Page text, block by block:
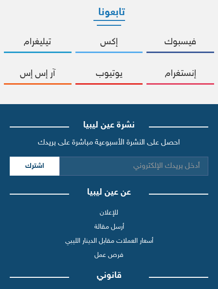
تابعونا
فيسبوك إكس تيليغرام
إنستغرام يوتيوب آر إس إس
نشرة عين ليبيا
احصل على النشرة الأسبوعية مباشرة على بريدك
اشترك
عن عين ليبيا
للإعلان
أرسل مقالة
أسعار العملات مقابل الدينار الليبي
فرص عمل
قانوني